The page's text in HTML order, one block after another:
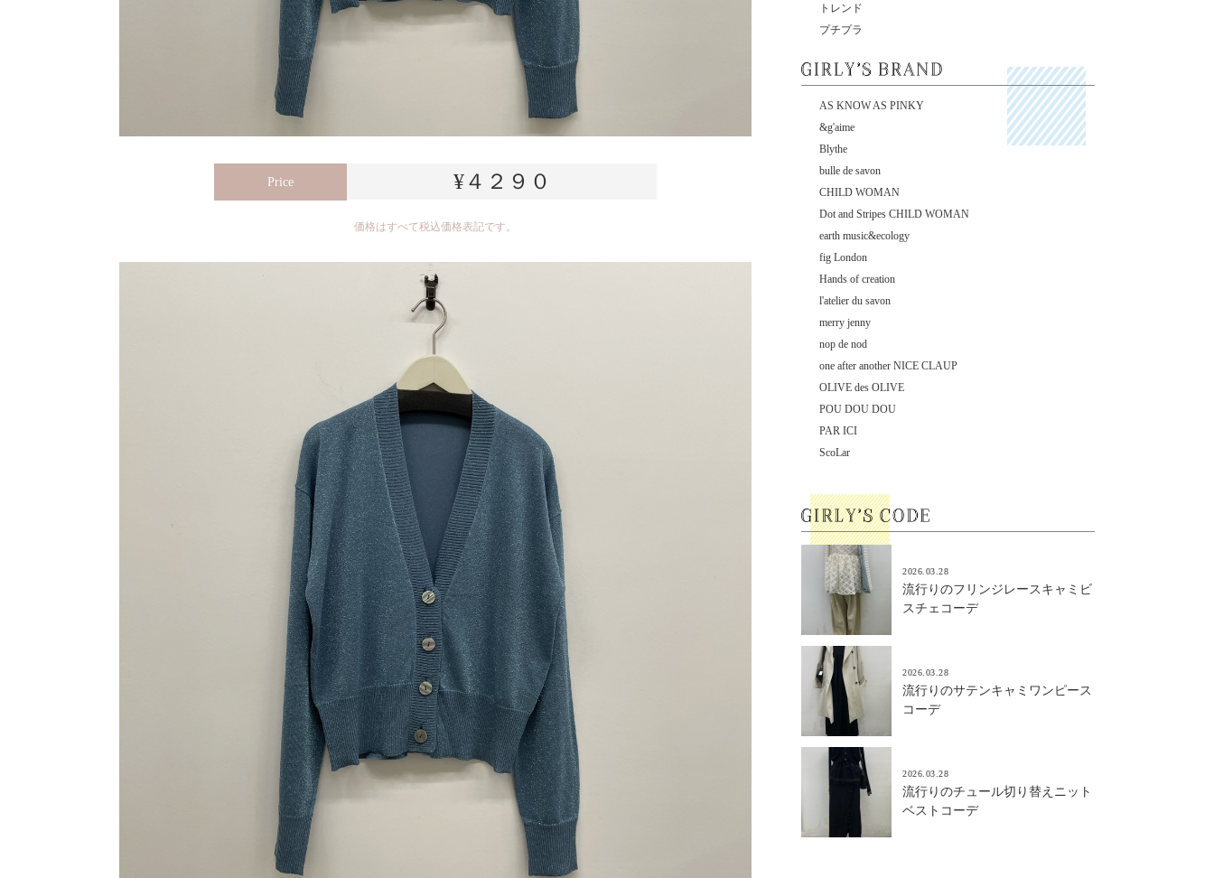
Price ¥４２９０
価格はすべて税込価格表記です。
トレンド
プチプラ
AS KNOW AS PINKY
&g'aime
Blythe
bulle de savon
CHILD WOMAN
Dot and Stripes CHILD WOMAN
earth music&ecology
fig London
Hands of creation
l'atelier du savon
merry jenny
nop de nod
one after another NICE CLAUP
OLIVE des OLIVE
POU DOU DOU
PAR ICI
ScoLar
2026.03.28
流行りのフリンジレースキャミビ
スチェコーデ
2026.03.28
流行りのサテンキャミワンピース
コーデ
2026.03.28
流行りのチュール切り替えニット
ベストコーデ